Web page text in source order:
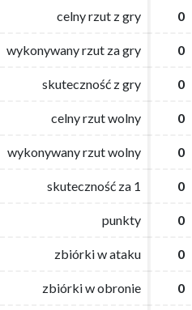
celny rzut z gry 0
wykonywany rzut za gry 0
skuteczność z gry 0
celny rzut wolny 0
wykonywany rzut wolny 0
skuteczność za 1 0
punkty 0
zbiórki w ataku 0
zbiórki w obronie 0
celny rzut z gry 0
wykonywany rzut za gry 0
skuteczność z gry 0
celny rzut wolny 0
wykonywany rzut wolny 0
skuteczność za 1 0
punkty 0
zbiórki w ataku 0
zbiórki w obronie 0